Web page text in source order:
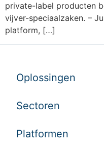
private-label producten
vijver-speciaalzaken. –
platform, […]
Oplossingen
Sectoren
Platformen